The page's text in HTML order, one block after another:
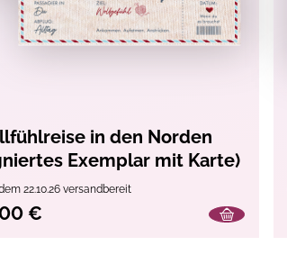
2025
& Accessoires
erforderlich.
in den Norden
Exemplar mit Karte)
22.10.26 versandbereit
€